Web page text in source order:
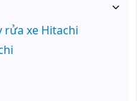
xe Hitachi